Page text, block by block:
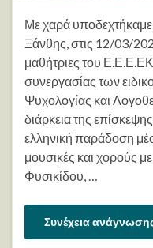
Με χαρά
Ξάνθης, στις 12/03/
μαθήτριες του
συνεργασίας των
Ψυχολογίας και
διάρκεια της
ελληνική παράδοση
μουσικές και χορούς
Φυσικίδου, …
Συνέχεια